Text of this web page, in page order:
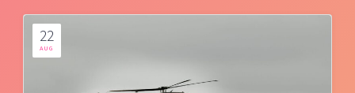
22
AUG